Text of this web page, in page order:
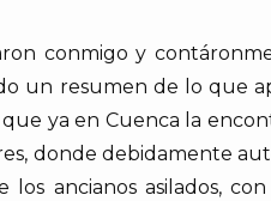
conmigo y
un resumen de lo que
ya en Cuenca la
donde debidamente
los ancianos asilados,